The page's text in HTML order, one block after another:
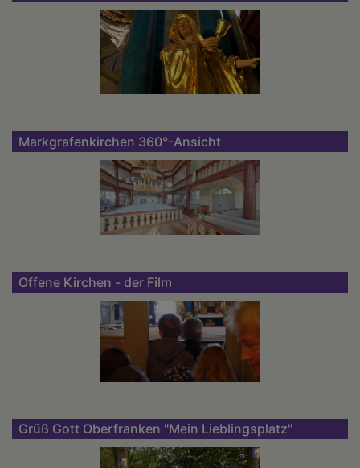
Markgrafenkirchen 360°-Ansicht
Offene Kirchen - der Film
Grüß Gott Oberfranken "Mein Lieblingsplatz"